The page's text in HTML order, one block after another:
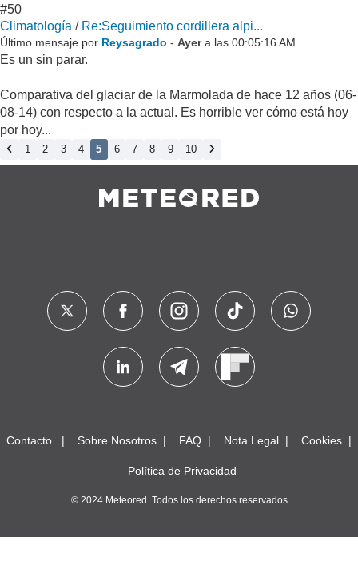
#50
Climatología / Re:Seguimiento cordillera alpi...
Último mensaje por Reysagrado - Ayera las 00:05:16 AM
Es un sin parar.
Comparativa del glaciar de la Marmolada de hace 12 años (06-
08-14) con respecto a la actual. Es horrible ver cómo está hoy
por hoy...
1 2 3 4 5 6 7 8 9 10
Contacto Sobre Nosotros FAQ Nota Legal Cookies
Política de Privacidad
© 2024 Meteored. Todos los derechos reservados